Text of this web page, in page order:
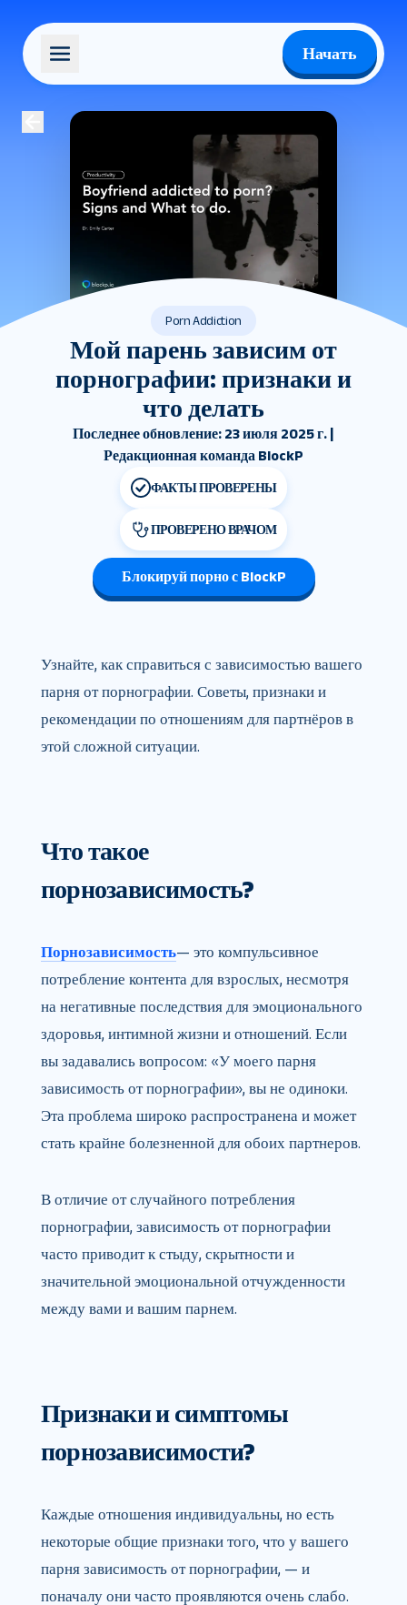
Начать
Porn Addiction
Мой парень зависим от
порнографии: признаки и
что делать
Последнее обновление: 23 июля 2025 г. |
Редакционная команда BlockP
ФАКТЫ ПРОВЕРЕНЫ
ПРОВЕРЕНО ВРАЧОМ
Блокируй порно с BlockP
Узнайте, как справиться с зависимостью вашего
парня от порнографии. Советы, признаки и
рекомендации по отношениям для партнёров в
этой сложной ситуации.
Что такое
порнозависимость?
Порнозависимость— это компульсивное
потребление контента для взрослых, несмотря
на негативные последствия для эмоционального
здоровья, интимной жизни и отношений. Если
вы задавались вопросом: «У моего парня
зависимость от порнографии», вы не одиноки.
Эта проблема широко распространена и может
стать крайне болезненной для обоих партнеров.
В отличие от случайного потребления
порнографии, зависимость от порнографии
часто приводит к стыду, скрытности и
значительной эмоциональной отчужденности
между вами и вашим парнем.
Признаки и симптомы
порнозависимости?
Каждые отношения индивидуальны, но есть
некоторые общие признаки того, что у вашего
парня зависимость от порнографии, — и
поначалу они часто проявляются очень слабо.